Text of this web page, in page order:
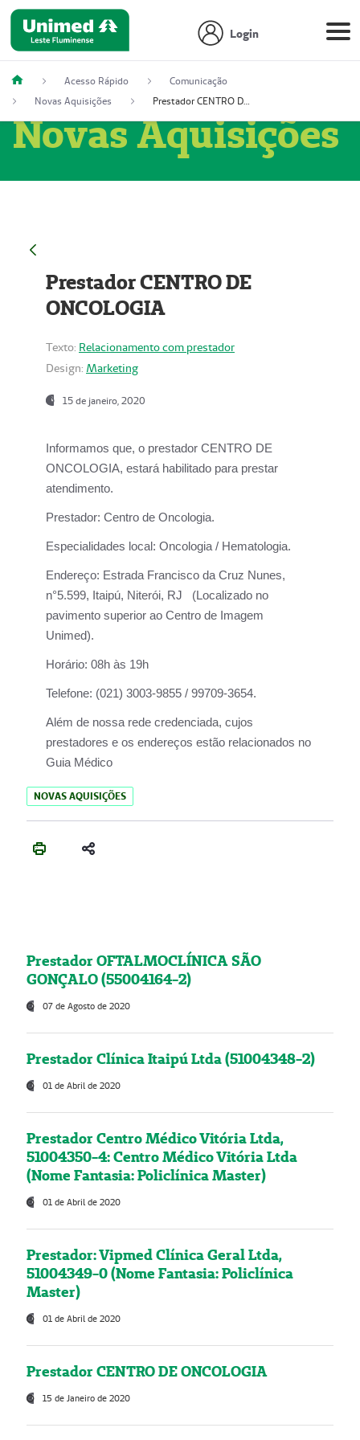
Login
Acesso Rápido
Comunicação
Novas Aquisições
Prestador CENTRO DE ONCOLOGIA
Novas Aquisições
Prestador CENTRO DE
ONCOLOGIA
Texto: Relacionamento com prestador
Design: Marketing
15 de janeiro, 2020
Informamos que, o prestador CENTRO DE
ONCOLOGIA, estará habilitado para prestar
atendimento.
Prestador: Centro de Oncologia.
Especialidades local: Oncologia / Hematologia.
Endereço: Estrada Francisco da Cruz Nunes,
n°5.599, Itaipú, Niterói, RJ (Localizado no
pavimento superior ao Centro de Imagem
Unimed).
Horário: 08h às 19h
Telefone: (021) 3003-9855 / 99709-3654.
Além de nossa rede credenciada, cujos
prestadores e os endereços estão relacionados no
Guia Médico
NOVAS AQUISIÇÕES
Prestador OFTALMOCLÍNICA SÃO
GONÇALO (55004164-2)
07 de Agosto de 2020
Prestador Clínica Itaipú Ltda (51004348-2)
01 de Abril de 2020
Prestador Centro Médico Vitória Ltda,
51004350-4: Centro Médico Vitória Ltda
(Nome Fantasia: Policlínica Master)
01 de Abril de 2020
Prestador: Vipmed Clínica Geral Ltda,
51004349-0 (Nome Fantasia: Policlínica
Master)
01 de Abril de 2020
Prestador CENTRO DE ONCOLOGIA
15 de Janeiro de 2020